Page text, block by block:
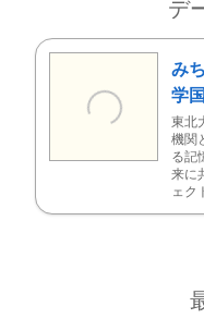
デ
み
学
東北
機関
る記
来に
ェク